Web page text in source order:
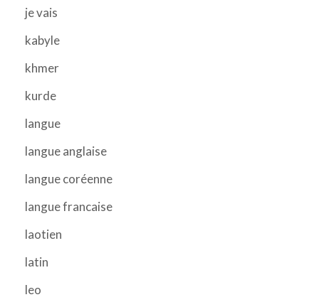
je vais
kabyle
khmer
kurde
langue
langue anglaise
langue coréenne
langue francaise
laotien
latin
leo